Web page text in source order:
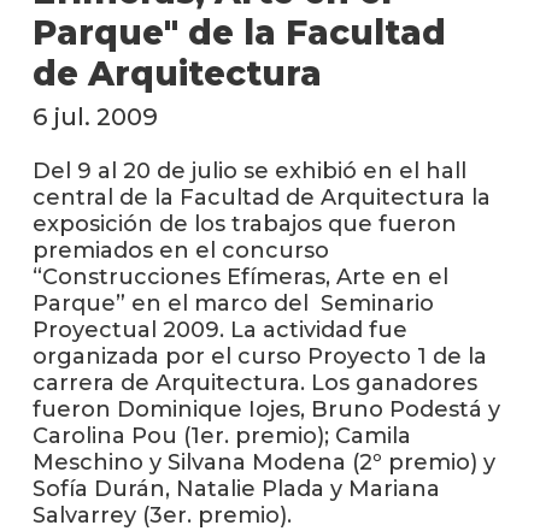
Parque" de la Facultad
de Arquitectura
6 jul. 2009
Del 9 al 20 de julio se exhibió en el hall
central de la Facultad de Arquitectura la
exposición de los trabajos que fueron
premiados en el concurso
“Construcciones Efímeras, Arte en el
Parque” en el marco del Seminario
Proyectual 2009. La actividad fue
organizada por el curso Proyecto 1 de la
carrera de Arquitectura. Los ganadores
fueron Dominique Iojes, Bruno Podestá y
Carolina Pou (1er. premio); Camila
Meschino y Silvana Modena (2º premio) y
Sofía Durán, Natalie Plada y Mariana
Salvarrey (3er. premio).